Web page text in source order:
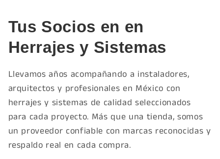
Tus Socios en en
Herrajes y Sistemas
Llevamos años acompañando a instaladores,
arquitectos y profesionales en México con
herrajes y sistemas de calidad seleccionados
para cada proyecto. Más que una tienda, somos
un proveedor confiable con marcas reconocidas y
respaldo real en cada compra.